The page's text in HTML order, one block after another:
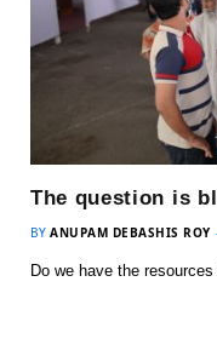
The question is
BY ANUPAM DEBASHIS ROY
Do we have the